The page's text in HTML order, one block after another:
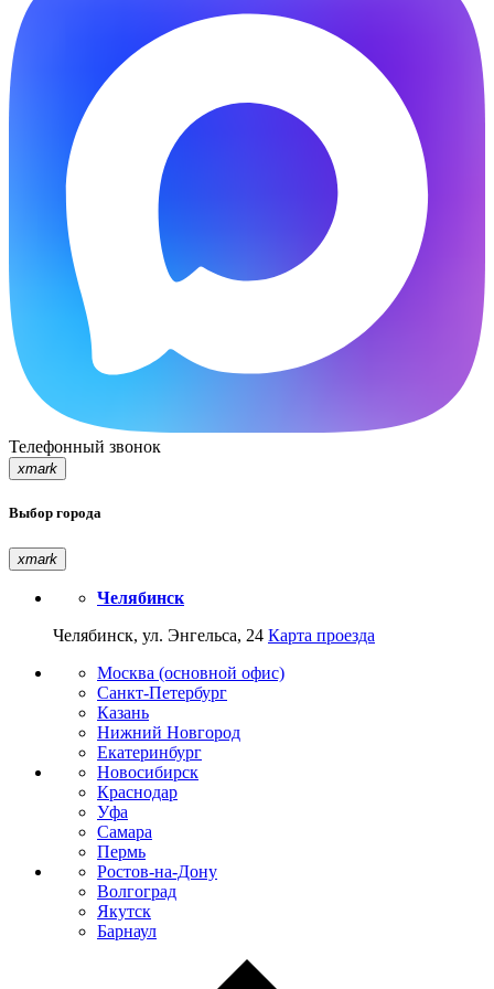
Телефонный звонок
xmark
Выбор города
xmark
Челябинск
Челябинск, ул. Энгельса, 24 Карта проезда
Москва (основной офис)
Санкт-Петербург
Казань
Нижний Новгород
Екатеринбург
Новосибирск
Краснодар
Уфа
Самара
Пермь
Ростов-на-Дону
Волгоград
Якутск
Барнаул